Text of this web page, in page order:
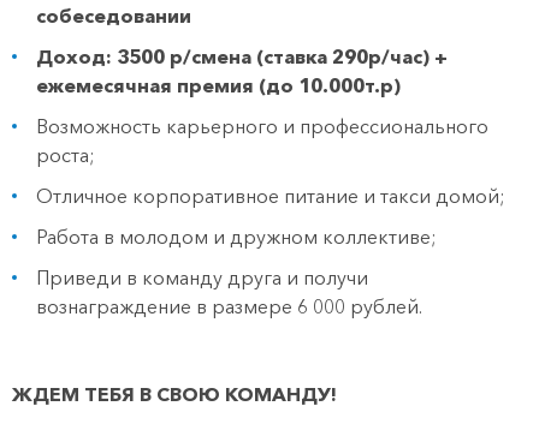
собеседовании
Доход: 3500 р/смена (ставка 290р/час) +
ежемесячная премия (до 10.000т.р)
Возможность карьерного и профессионального
роста;
Отличное корпоративное питание и такси домой;
Работа в молодом и дружном коллективе;
Приведи в команду друга и получи
вознаграждение в размере 6 000 рублей.
ЖДЕМ ТЕБЯ В СВОЮ КОМАНДУ!